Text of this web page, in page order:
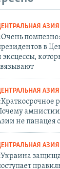
АЗИЯ
в
эксцессы,
АЗИЯ
не панацея
АЗИЯ